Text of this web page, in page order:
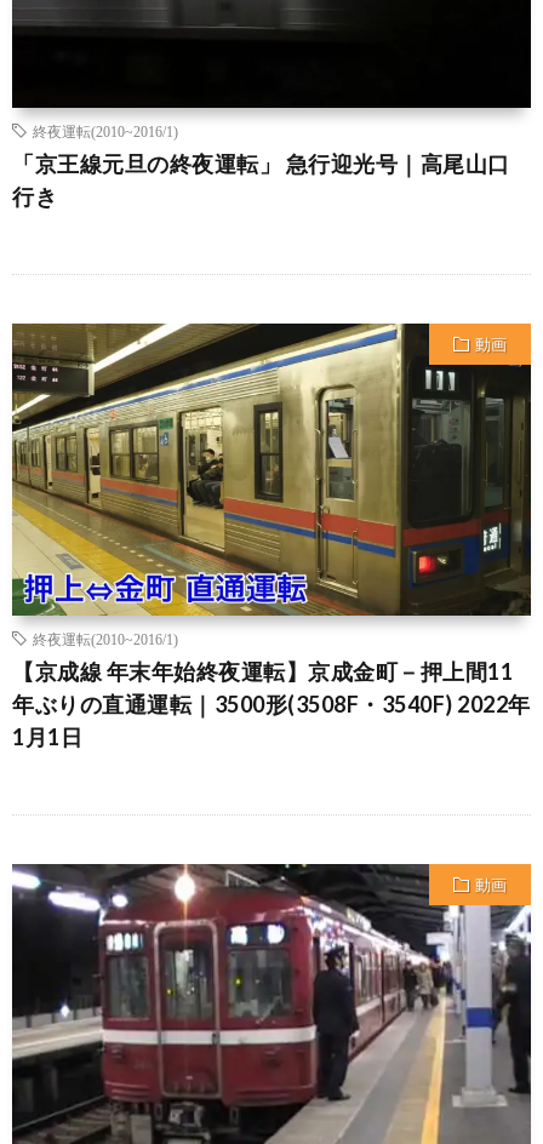
終夜運転(2010~2016/1)
「京王線元旦の終夜運転」 急行迎光号｜高尾山口
行き
動画
終夜運転(2010~2016/1)
【京成線 年末年始終夜運転】京成金町－押上間11
年ぶりの直通運転｜3500形(3508F・3540F) 2022年
1月1日
動画